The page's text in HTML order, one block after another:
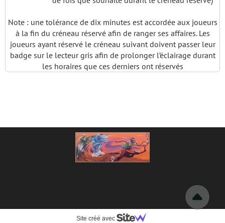
Note : une tolérance de dix minutes est accordée aux joueurs
à la fin du créneau réservé afin de ranger ses affaires. Les
joueurs ayant réservé le créneau suivant doivent passer leur
badge sur le lecteur gris afin de prolonger l’éclairage durant
les horaires que ces derniers ont réservés
Site créé avec